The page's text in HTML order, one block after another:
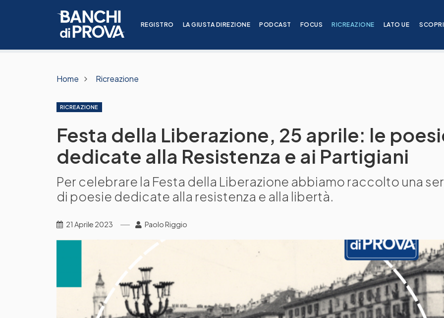
REGISTRO LA GIUSTA DIREZIONE PODCAST FOCUS RICREAZIONE LATO UE SCOPRI
Home Ricreazione
RICREAZIONE
Festa della Liberazione, 25 aprile: le
dedicate alla Resistenza e ai Partigiani
Per celebrare la Festa della Liberazione abbiamo raccolto una
di poesie dedicate alla resistenza e alla libertà.
21 Aprile 2023 Paolo Riggio